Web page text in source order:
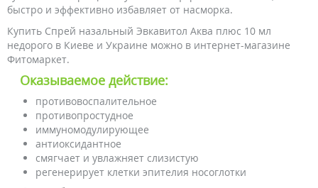
быстро и эффективно избавляет от насморка.
Купить Спрей назальный Эвкавитол Аква плюс 10 мл
недорого в Киеве и Украине можно в интернет-магазине
Фитомаркет.
Оказываемое действие:
противовоспалительное
противопростудное
иммуномодулирующее
антиоксидантное
смягчает и увлажняет слизистую
регенерирует клетки эпителия носоглотки